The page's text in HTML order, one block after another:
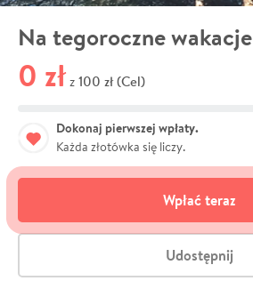
Na tegoroczne wakacje
0 zł z 100 zł (Cel)
Dokonaj pierwszej wpłaty.
Każda złotówka się liczy.
Wpłać teraz
Udostępnij